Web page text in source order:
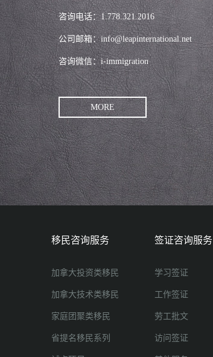
咨询电话：1.778.321.2016
公司邮箱：info@leapinternational.net
咨询微信：i-immigration
MORE
移民咨询服务
加拿大投资类移民
加拿大技术类移民
家庭团聚类移民
省提名移民系列
签证咨询服务
学习签证
工作签证
劳工批文
访问签证